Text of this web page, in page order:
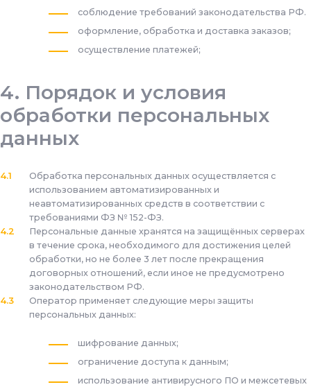
соблюдение требований законодательства РФ.
оформление, обработка и доставка заказов;
осуществление платежей;
Порядок и условия
обработки персональных
данных
Обработка персональных данных осуществляется с
использованием автоматизированных и
неавтоматизированных средств в соответствии с
требованиями ФЗ № 152-ФЗ.
Персональные данные хранятся на защищённых серверах
в течение срока, необходимого для достижения целей
обработки, но не более 3 лет после прекращения
договорных отношений, если иное не предусмотрено
законодательством РФ.
Оператор применяет следующие меры защиты
персональных данных:
шифрование данных;
ограничение доступа к данным;
использование антивирусного ПО и межсетевых